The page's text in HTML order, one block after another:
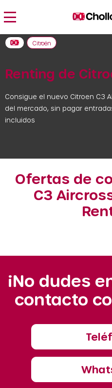
Renting de
Consigue el nuevo Citroen C3
del mercado, sin pagar
incluidos
Citroën
Ofertas de
C3
¡No dudes
contacto